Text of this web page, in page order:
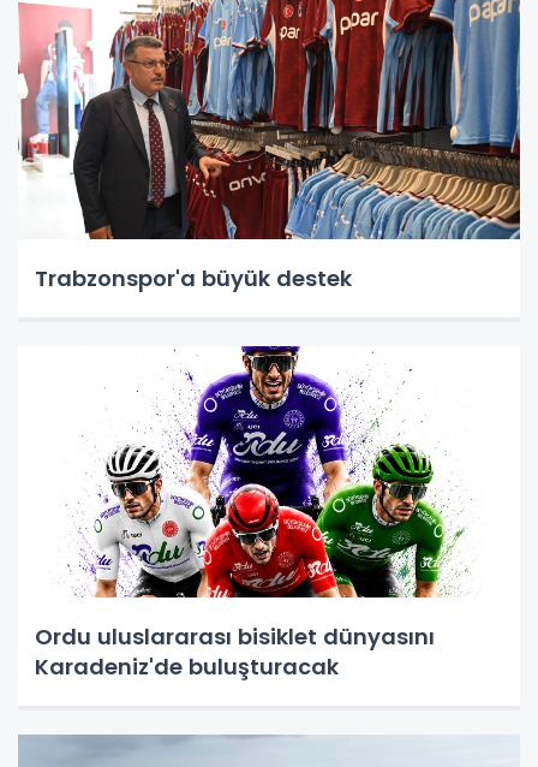
Trabzonspor'a büyük destek
Ordu uluslararası bisiklet dünyasını
Karadeniz'de buluşturacak